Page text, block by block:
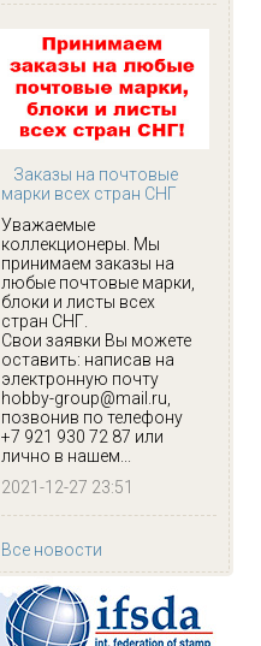
Заказы на почтовые
марки всех стран СНГ
Уважаемые
коллекционеры. Мы
принимаем заказы на
любые почтовые марки,
блоки и листы всех
стран СНГ.
Свои заявки Вы можете
оставить: написав на
электронную почту
hobby-group@mail.ru,
позвонив по телефону
+7 921 930 72 87 или
лично в нашем...
2021-12-27 23:51
Все новости